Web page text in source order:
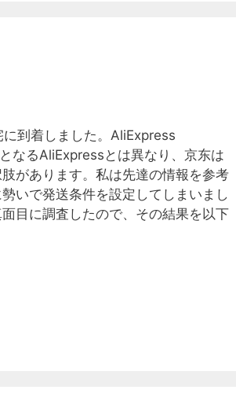
到着しました。AliExpress
なるAliExpressとは異なり、京东は
があります。私は先達の情報を参考
いで発送条件を設定してしまいまし
目に調査したので、その結果を以下